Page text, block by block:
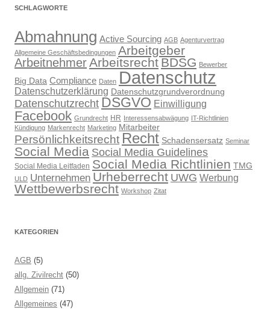
SCHLAGWORTE
Abmahnung Active Sourcing AGB Agenturvertrag
Allgemeine Geschäftsbedingungen Arbeitgeber
ArbeitnehmerArbeitsrecht BDSG Bewerber
Big Data Compliance Daten Datenschutz
Datenschutzerklärung Datenschutzgrundverordnung
Datenschutzrecht DSGVO Einwilligung
Facebook Grundrecht HR Interessensabwägung IT-Richtlinien
Kündigung Markenrecht Marketing Mitarbeiter
Persönlichkeitsrecht Recht Schadensersatz Seminar
Social Media Social Media Guidelines
Social Media Leitfaden Social Media Richtlinien TMG
ULD Unternehmen Urheberrecht UWG Werbung
Wettbewerbsrecht Workshop Zitat
KATEGORIEN
AGB (5)
allg. Zivilrecht (50)
Allgemein (71)
Allgemeines (47)